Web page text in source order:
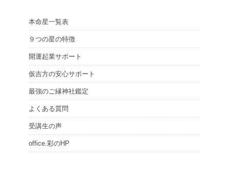
本命星一覧表
９つの星の特徴
開運起業サポート
仮吉方の安心サポート
最強のご縁神社鑑定
よくある質問
受講生の声
office.彩のHP